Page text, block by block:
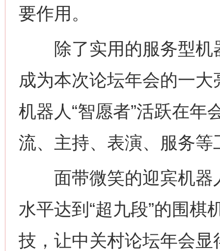
要作用。
除了实用的服务型机
成为本次论坛年会的一
机器人“智愿者”活跃在年
流、主持、表演、服务
面带微笑的迎宾机器
水平达到“超九段”的围
技，让中关村论坛年会显